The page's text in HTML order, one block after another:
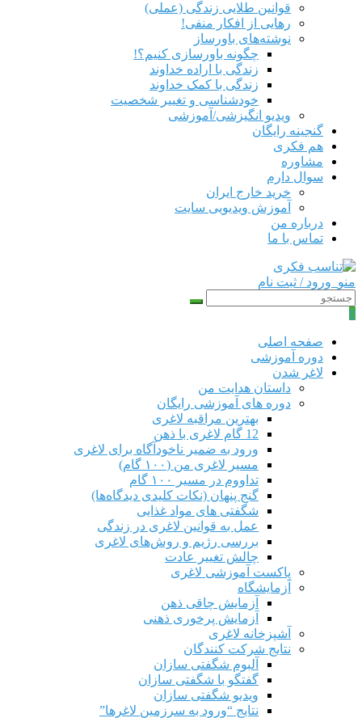
قوانین طلایی زندگی (عملی)
رهایی از افکار منفی!
نوشته‌های باورساز
چگونه باورسازی کنیم؟!
زندگی با اراده خداوند
زندگی با کمک خداوند
خودشناسی و تغییر شخصیت
ویدیو انگیزشی/آموزشی
گنجینه رایگان
هم‌ فکری
مشاوره
سوال دارم
خرید خارج ایران
آموزش ویدیویی سایت
درباره من
تماس با ما
منو ورود / ثبت نام
0
صفحه اصلی
دوره‌ آموزشی
لاغر شدن
داستان هدایت من
دوره های آموزشی رایگان
بهترین مراقبه لاغری
12 گام لاغری با ذهن
ورود به ضمیر ناخودآگاه برای لاغری
مسیر لاغری من (۱۰۰ گام)
تداووم در مسیر ۱۰۰ گام
گنج پنهان (نکات کلیدی دیدگاه‌ها)
شگفتی های مواد غذایی
عمل به قوانین لاغری در زندگی
بررسی رژیم‌ و روش‌های لاغری
چالش تغییر عادت
پاکست آموزشی لاغری
آزمایشگاه
آزمایش چاقی ذهن
آزمایش پرخوری ذهنی
آشپزخانه لاغری
نتایج شرکت کنندگان
آلبوم شگفتی سازان
گفتگو با شگفتی سازان
ویدیو شگفتی سازان
نتایج “ورود به سرزمین لاغرها”